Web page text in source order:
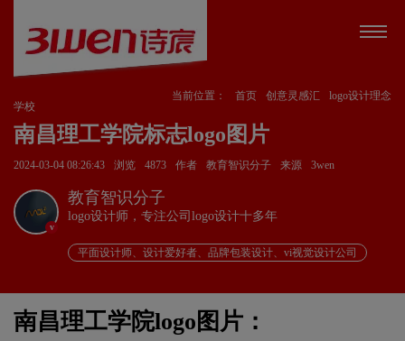
当前位置： 首页 创意灵感汇
logo设计理念
学校
南昌理工学院标志logo图片
2024-03-04 08:26:43 浏览 4873 作者 教育智识分子 来源 3wen
v
教育智识分子
logo设计师，专注公司logo设计十多年
平面设计师、设计爱好者、品牌包装设计、vi视觉设计公司
南昌理工学院logo图片：